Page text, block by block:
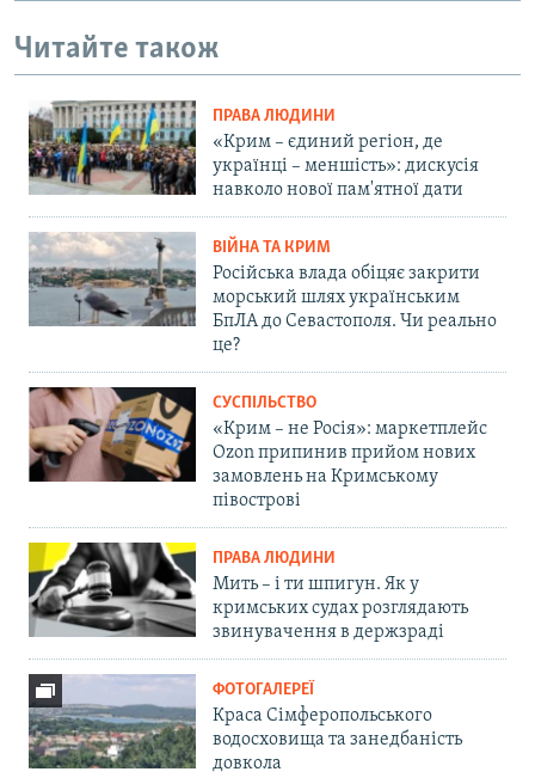
Читайте також
ПРАВА ЛЮДИНИ
«Крим – єдиний регіон, де
українці – меншість»: дискусія
навколо нової пам'ятної дати
ВІЙНА ТА КРИМ
Російська влада обіцяє закрити
морський шлях українським
БпЛА до Севастополя. Чи реально
це?
СУСПІЛЬСТВО
«Крим – не Росія»: маркетплейс
Ozon припинив прийом нових
замовлень на Кримському
півострові
ПРАВА ЛЮДИНИ
Мить – і ти шпигун. Як у
кримських судах розглядають
звинувачення в держзраді
ФОТОГАЛЕРЕЇ
Краса Сімферопольського
водосховища та занедбаність
довкола